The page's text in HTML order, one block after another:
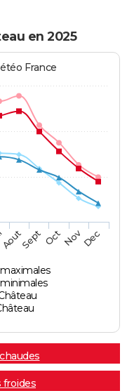
en 2025
France
AoutSept OctNovDec
froides